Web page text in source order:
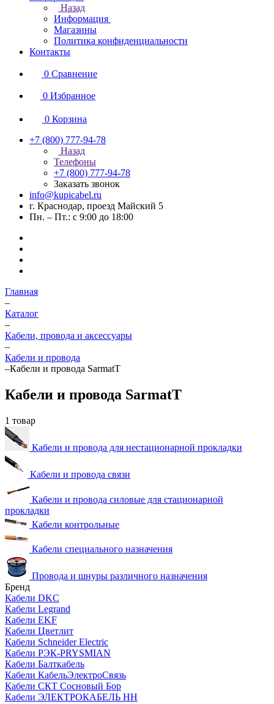
Назад
Информация
Магазины
Политика конфиденциальности
Контакты
0 Сравнение
0 Избранное
0 Корзина
+7 (800) 777-94-78
Назад
Телефоны
+7 (800) 777-94-78
Заказать звонок
info@kupicabel.ru
г. Краснодар, проезд Майский 5
Пн. – Пт.: с 9:00 до 18:00
Главная
–
Каталог
–
Кабели, провода и аксессуары
–
Кабели и провода
–Кабели и провода SarmatT
Кабели и провода SarmatT
1 товар
Кабели и провода для нестационарной прокладки
Кабели и провода связи
Кабели и провода силовые для стационарной
прокладки
Кабели контрольные
Кабели специального назначения
Провода и шнуры различного назначения
Бренд
Кабели DKC
Кабели Legrand
Кабели EKF
Кабели Цветлит
Кабели Schneider Electric
Кабели РЭК-PRYSMIAN
Кабели Балткабель
Кабели КабельЭлектроСвязь
Кабели СКТ Сосновый Бор
Кабели ЭЛЕКТРОКАБЕЛЬ НН